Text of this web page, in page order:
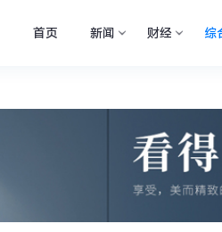
首页 新闻 财经 综